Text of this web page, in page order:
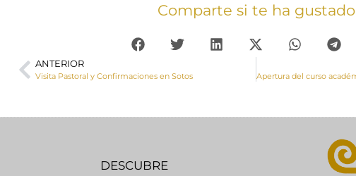
Comparte si te ha gustado
ANTERIOR
Visita Pastoral y Confirmaciones en Sotos
DESCUBRE